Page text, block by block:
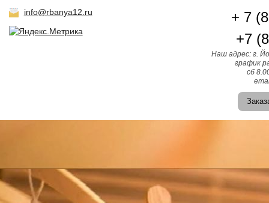
info@rbanya12.ru
+ 7
+7
Наш адрес: г.
график
сб